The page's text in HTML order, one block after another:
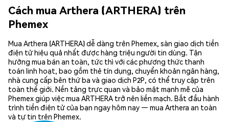
Cách mua Arthera (ARTHERA) trên
Phemex
Mua Arthera (ARTHERA) dễ dàng trên Phemex, sàn giao dịch tiền
điện tử hiệu quả nhất được hàng triệu người tin dùng. Tận
hưởng mua bán an toàn, tức thì với các phương thức thanh
toán linh hoạt, bao gồm thẻ tín dụng, chuyển khoản ngân hàng,
nhà cung cấp bên thứ ba và giao dịch P2P, có thể truy cập trên
toàn thế giới. Nền tảng trực quan và bảo mật mạnh mẽ của
Phemex giúp việc mua ARTHERA trở nên liền mạch. Bắt đầu hành
trình tiền điện tử của bạn ngay hôm nay — mua Arthera an toàn
và tự tin trên Phemex.